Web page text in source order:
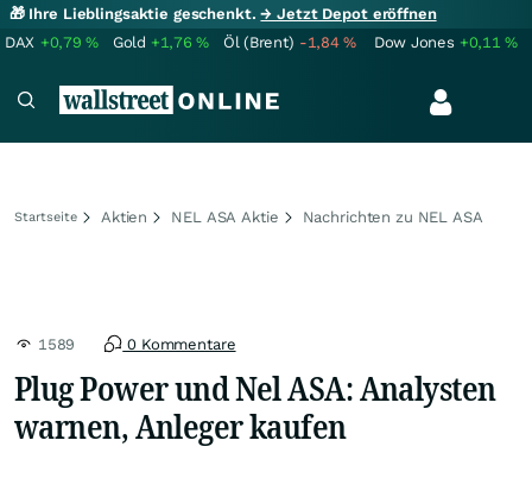
🎁 Ihre Lieblingsaktie geschenkt.→ Jetzt Depot eröffnen
DAX +0,79% Gold +1,76% Öl (Brent) -1,84% Dow Jones +0,11%
Startseite Aktien NEL ASA Aktie Nachrichten zu NEL ASA
1589 0 Kommentare
Plug Power und Nel ASA: Analysten
warnen, Anleger kaufen